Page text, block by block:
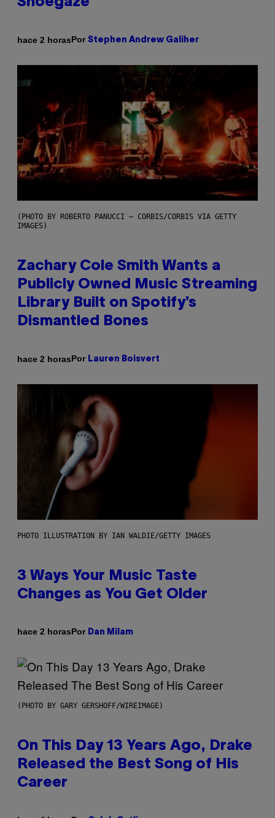
hace 2 horasPor Stephen Andrew Galiher
(PHOTO BY ROBERTO PANUCCI – CORBIS/CORBIS VIA GETTY
IMAGES)
Zachary Cole Smith Wants a
Publicly Owned Music Streaming
Library Built on Spotify’s
Dismantled Bones
hace 2 horasPor Lauren Boisvert
PHOTO ILLUSTRATION BY IAN WALDIE/GETTY IMAGES
3 Ways Your Music Taste
Changes as You Get Older
hace 2 horasPor Dan Milam
(PHOTO BY GARY GERSHOFF/WIREIMAGE)
On This Day 13 Years Ago, Drake
Released the Best Song of His
Career